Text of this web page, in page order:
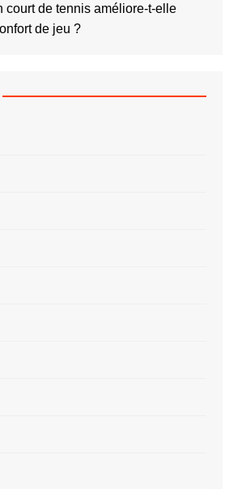
court de tennis améliore-t-elle
de jeu ?